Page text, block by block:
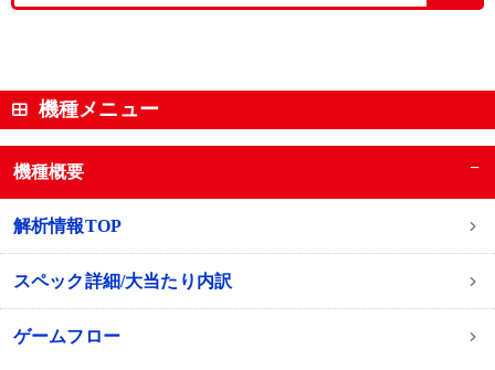
機種メニュー
機種概要 −
解析情報TOP
スペック詳細/大当たり内訳
ゲームフロー